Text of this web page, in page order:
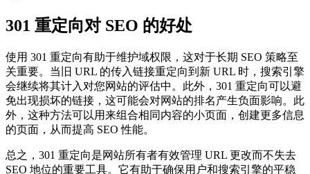
301 重定向对 SEO 的好处
使用 301 重定向有助于维护域权限，这对于长期 SEO 策略至
关重要。当旧 URL 的传入链接重定向到新 URL 时，搜索引擎
会继续将其计入对您网站的评估中。此外，301 重定向可以避
免出现损坏的链接，这可能会对网站的排名产生负面影响。此
外，这种方法可以用来组合相同内容的小页面，创建更多信息
的页面，从而提高 SEO 性能。
总之，301 重定向是网站所有者有效管理 URL 更改而不失去
SEO 地位的重要工具。它有助于确保用户和搜索引擎的平稳